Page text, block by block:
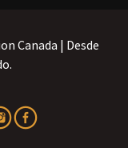
Canada | Desde